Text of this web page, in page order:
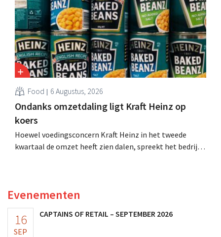
Food 6 Augustus, 2026
Ondanks omzetdaling ligt Kraft Heinz op
koers
Hoewel voedingsconcern Kraft Heinz in het tweede
kwartaal de omzet heeft zien dalen, spreekt het bedrijf
Evenementen
16
SEP
CAPTAINS OF RETAIL – SEPTEMBER 2026